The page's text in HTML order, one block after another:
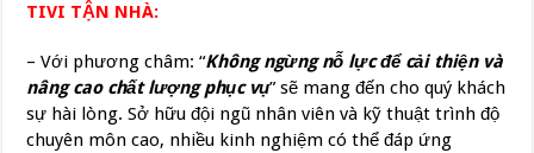
TIVI TẬN NHÀ:
– Với phương châm: “Không ngừng nỗ lực để cải thiện và
nâng cao chất lượng phục vụ” sẽ mang đến cho quý khách
sự hài lòng. Sở hữu đội ngũ nhân viên và kỹ thuật trình độ
chuyên môn cao, nhiều kinh nghiệm có thể đáp ứng